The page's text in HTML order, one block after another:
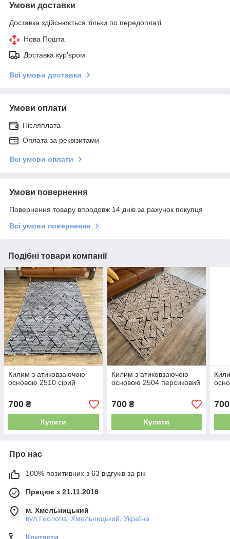
Умови доставки
Доставка здійснюється тільки по передоплаті.
Нова Пошта
Доставка кур'єром
Всі умови доставки
Умови оплати
Післяплата
Оплата за реквізитами
Всі умови оплати
Умови повернення
Повернення товару впродовж 14 днів за рахунок покупця
Всі умови повернення
Подібні товари компанії
Килим з атиковзаючою
основою 2510 сірий
700 ₴
Купити
Килим з атиковзаючою
основою 2504 персиковий
700₴
Купити
700
Про нас
100% позитивних з 63 відгуків за рік
Працює з 21.11.2016
м. Хмельницький
вул.Геологів, Хмельницький, Україна
Контакти